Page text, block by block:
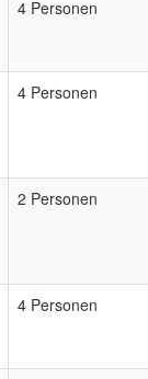
4 Personen
4 Personen
2 Personen
4 Personen